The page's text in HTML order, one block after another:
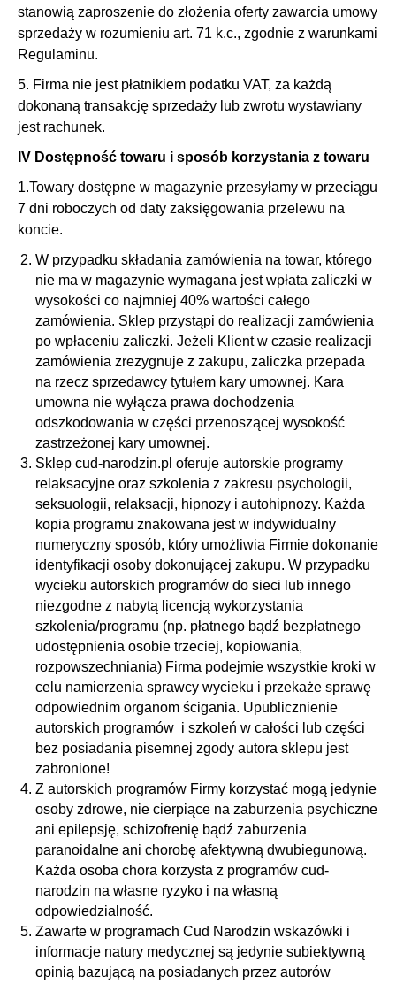
stanowią zaproszenie do złożenia oferty zawarcia umowy
sprzedaży w rozumieniu art. 71 k.c., zgodnie z warunkami
Regulaminu.
5. Firma nie jest płatnikiem podatku VAT, za każdą
dokonaną transakcję sprzedaży lub zwrotu wystawiany
jest rachunek.
IV Dostępność towaru i sposób korzystania z towaru
1.Towary dostępne w magazynie przesyłamy w przeciągu
7 dni roboczych od daty zaksięgowania przelewu na
koncie.
W przypadku składania zamówienia na towar, którego
nie ma w magazynie wymagana jest wpłata zaliczki w
wysokości co najmniej 40% wartości całego
zamówienia. Sklep przystąpi do realizacji zamówienia
po wpłaceniu zaliczki. Jeżeli Klient w czasie realizacji
zamówienia zrezygnuje z zakupu, zaliczka przepada
na rzecz sprzedawcy tytułem kary umownej. Kara
umowna nie wyłącza prawa dochodzenia
odszkodowania w części przenoszącej wysokość
zastrzeżonej kary umownej.
Sklep cud-narodzin.pl oferuje autorskie programy
relaksacyjne oraz szkolenia z zakresu psychologii,
seksuologii, relaksacji, hipnozy i autohipnozy. Każda
kopia programu znakowana jest w indywidualny
numeryczny sposób, który umożliwia Firmie dokonanie
identyfikacji osoby dokonującej zakupu. W przypadku
wycieku autorskich programów do sieci lub innego
niezgodne z nabytą licencją wykorzystania
szkolenia/programu (np. płatnego bądź bezpłatnego
udostępnienia osobie trzeciej, kopiowania,
rozpowszechniania) Firma podejmie wszystkie kroki w
celu namierzenia sprawcy wycieku i przekaże sprawę
odpowiednim organom ścigania. Upublicznienie
autorskich programów i szkoleń w całości lub części
bez posiadania pisemnej zgody autora sklepu jest
zabronione!
Z autorskich programów Firmy korzystać mogą jedynie
osoby zdrowe, nie cierpiące na zaburzenia psychiczne
ani epilepsję, schizofrenię bądź zaburzenia
paranoidalne ani chorobę afektywną dwubiegunową.
Każda osoba chora korzysta z programów cud-
narodzin na własne ryzyko i na własną
odpowiedzialność.
Zawarte w programach Cud Narodzin wskazówki i
informacje natury medycznej są jedynie subiektywną
opinią bazującą na posiadanych przez autorów